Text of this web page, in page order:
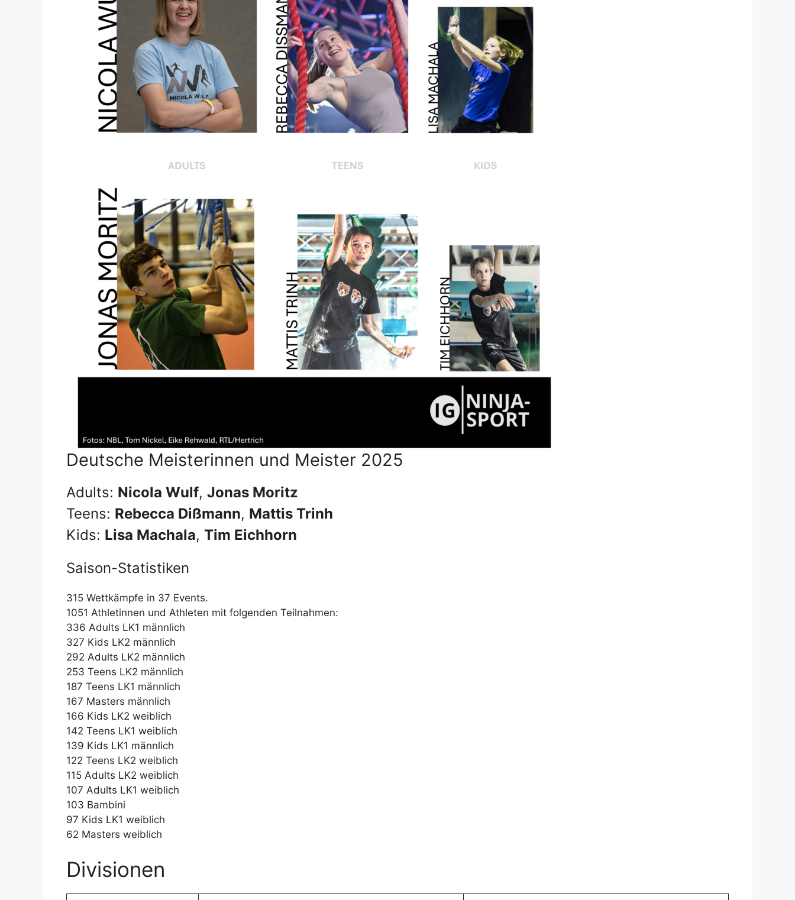
Deutsche Meisterinnen und Meister 2025
Adults: Nicola Wulf, Jonas Moritz
Teens: Rebecca Dißmann, Mattis Trinh
Kids: Lisa Machala, Tim Eichhorn
Saison-Statistiken
315 Wettkämpfe in 37 Events.
1051 Athletinnen und Athleten mit folgenden Teilnahmen:
336 Adults LK1 männlich
327 Kids LK2 männlich
292 Adults LK2 männlich
253 Teens LK2 männlich
187 Teens LK1 männlich
167 Masters männlich
166 Kids LK2 weiblich
142 Teens LK1 weiblich
139 Kids LK1 männlich
122 Teens LK2 weiblich
115 Adults LK2 weiblich
107 Adults LK1 weiblich
103 Bambini
97 Kids LK1 weiblich
62 Masters weiblich
Divisionen